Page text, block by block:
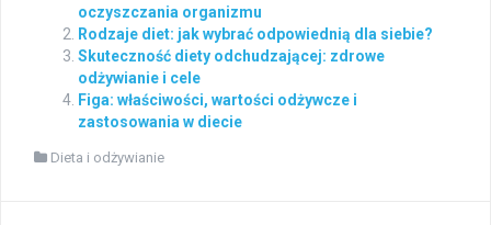
oczyszczania organizmu
Rodzaje diet: jak wybrać odpowiednią dla siebie?
Skuteczność diety odchudzającej: zdrowe
odżywianie i cele
Figa: właściwości, wartości odżywcze i
zastosowania w diecie
Dieta i odżywianie